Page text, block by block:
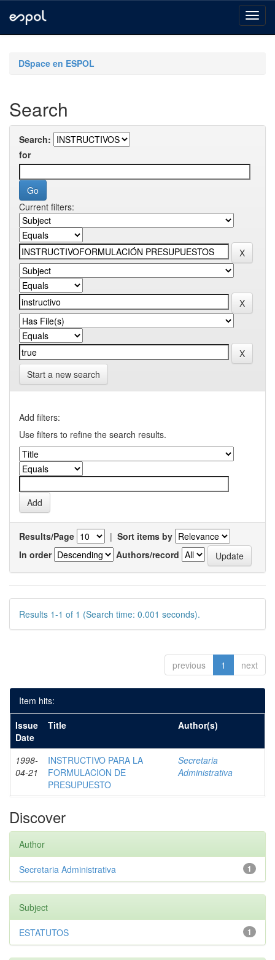
navigationDSpace en ESPOL
Search
Search:
for
Current filters:
Start a new search
Add filters:
Use filters to refine the search results.
Results/Page | Sort items by
In order
Authors/record
Results 1-1 of 1 (Search time: 0.001 seconds).
previous 1 next
Item hits:
Issue
Date
Title Author(s)
1998-
04-21
INSTRUCTIVO PARA LA
FORMULACION DE
PRESUPUESTO
Secretaria
Administrativa
Discover
Author
1
Secretaria Administrativa
Subject
1
ESTATUTOS